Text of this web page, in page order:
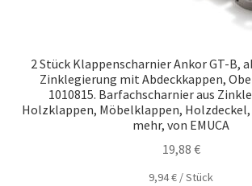
2 Stück Klappenscharnier Ankor GT-B,
Zinklegierung mit Abdeckkappen,
1010815. Barfachscharnier aus
Holzklappen, Möbelklappen, Holzdeckel,
mehr, von EMUCA
19,88 €
9,94€ /Stück